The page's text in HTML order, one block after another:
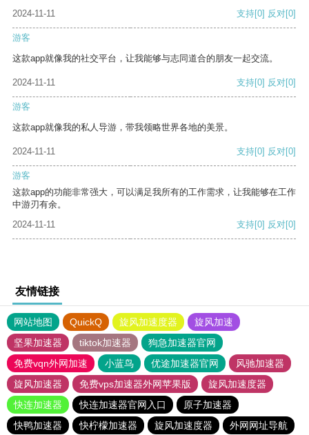
2024-11-11
支持[0] 反对[0]
游客
这款app就像我的社交平台，让我能够与志同道合的朋友一起交流。
2024-11-11 支持[0] 反对[0]
游客
这款app就像我的私人导游，带我领略世界各地的美景。
2024-11-11 支持[0] 反对[0]
游客
这款app的功能非常强大，可以满足我所有的工作需求，让我能够在工作
中游刃有余。
2024-11-11
支持[0] 反对[0]
友情链接
网站地图 QuickQ 旋风加速度器
旋风加速
坚果加速器
tiktok加速器
狗急加速器官网
免费vqn外网加速
小蓝鸟 优途加速器官网
风驰加速器
旋风加速器
免费vps加速器外网苹果版
旋风加速度器
快连加速器
快连加速器官网入口
原子加速器
快鸭加速器
快柠檬加速器 旋风加速度器 外网网址导航